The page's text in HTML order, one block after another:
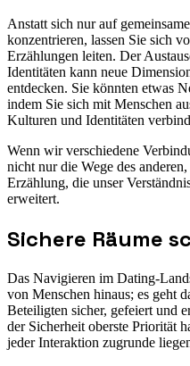
Anstatt sich nur auf
konzentrieren, lassen Sie sich
Erzählungen leiten. Der
Identitäten kann neue
entdecken. Sie könnten etwas
indem Sie sich mit Menschen
Kulturen und Identitäten
Wenn wir verschiedene
nicht nur die Wege des
Erzählung, die unser
erweitert.
Sichere Räume
Das Navigieren im Dating-
von Menschen hinaus; es geht
Beteiligten sicher, gefeiert und
der Sicherheit oberste Priorität
jeder Interaktion zugrunde